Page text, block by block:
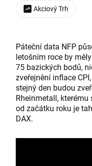
Páteční data NFP
letošním roce by
75 bazických bodů,
zveřejnění inflace
stejný den budou
Rheinmetall,
od začátku roku je
DAX.
Akciový Trh